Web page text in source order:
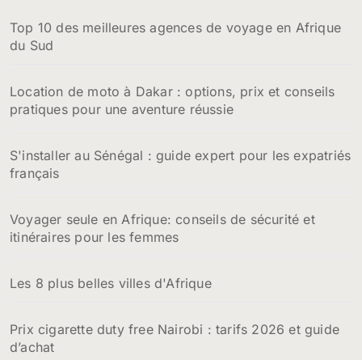
e
r
Top 10 des meilleures agences de voyage en Afrique
du Sud
Location de moto à Dakar : options, prix et conseils
pratiques pour une aventure réussie
S'installer au Sénégal : guide expert pour les expatriés
français
Voyager seule en Afrique: conseils de sécurité et
itinéraires pour les femmes
Les 8 plus belles villes d'Afrique
Prix cigarette duty free Nairobi : tarifs 2026 et guide
d’achat